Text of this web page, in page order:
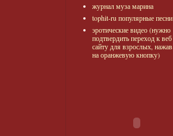
журнал муза марина
tophit-ru популярные песни
эротические видео (нужно
подтвердить переход к веб
сайту для взрослых, нажав
на оранжевую кнопку)